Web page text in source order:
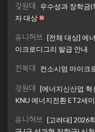
강원대
우수성과 장학금(
자 대상
유니허브 [전체 대상] 에
이크로디그리 발급 안내
전북대 컨소시엄 마이크
강원대 [에너지신산업
KNU 에너지전환 ET2세
유니허브 [고려대] 2026